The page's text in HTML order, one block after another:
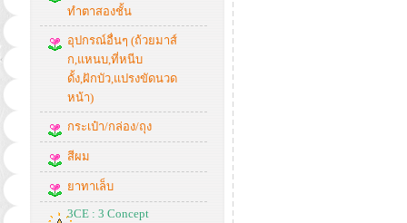
ทำตาสองชั้น
อุปกรณ์อื่นๆ (ถ้วยมาส์
ก,แหนบ,ที่หนีบ
ดั้ง,ฝักบัว,แปรงขัดนวด
หน้า)
กระเป๋า/กล่อง/ถุง
สีผม
ยาทาเล็บ
3CE : 3 Concept